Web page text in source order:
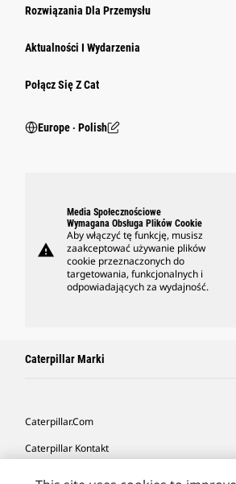
Rozwiązania Dla Przemysłu
Aktualności I Wydarzenia
Połącz Się Z Cat
Europe ‧ Polish
warning
Media Społecznościowe
Wymagana Obsługa Plików Cookie
Aby włączyć tę funkcję, musisz
zaakceptować używanie plików
cookie przeznaczonych do
targetowania, funkcjonalnych i
odpowiadających za wydajność.
Caterpillar Marki
Caterpillar.com
Caterpillar Kontakt